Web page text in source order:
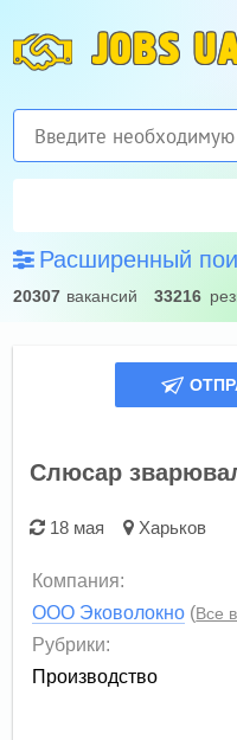
JOBS
Расширенный
20307 вакансий 33216
Слюсар
18 мая Харьков
Компания:
ООО Эковолокно (Все
Рубрики:
Производство